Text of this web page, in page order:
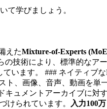
て学びましょう。
えたMixture-of-Experts
技術により、標準的な
います。 ### ネイティブ
ト、画像、音声、動画を単
ュメントアーカイブに対
けられています。
入力100